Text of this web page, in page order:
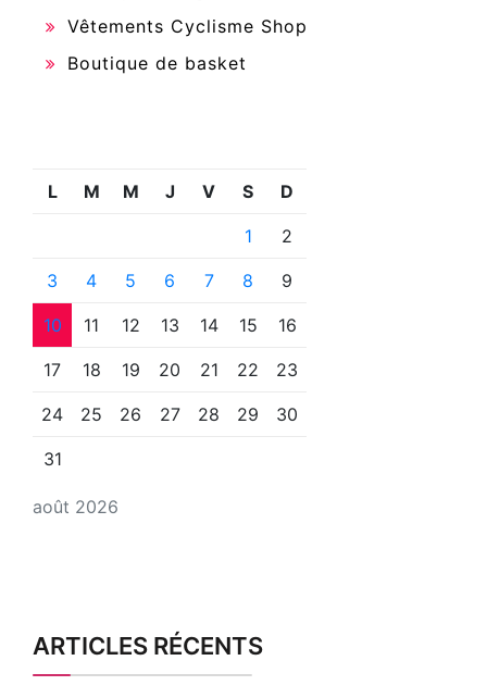
Vêtements Cyclisme Shop
Boutique de basket
août 2026
L M M J V S D
1 2
3 4 5 6 7 8 9
10 11 12 13 14 15 16
17 18 19 20 21 22 23
24 25 26 27 28 29 30
31
ARTICLES RÉCENTS